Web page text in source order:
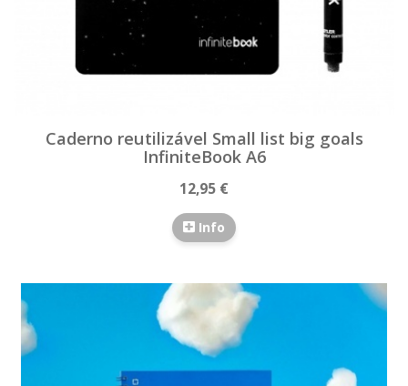
Caderno reutilizável Small list big goals
InfiniteBook A6
12,95 €
Info